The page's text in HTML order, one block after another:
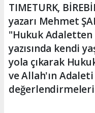
TIMETURK,
yazarı Mehmet
"Hukuk Adaletten
yazısında kendi
yola çıkarak
ve Allah'ın